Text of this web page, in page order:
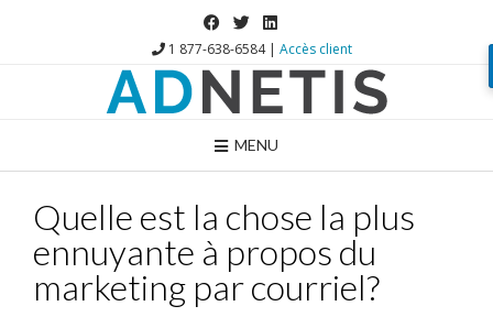
1 877-638-6584 | Accès client
MENU
Quelle est la chose la plus
ennuyante à propos du
marketing par courriel?